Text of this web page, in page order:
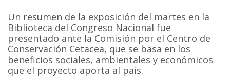
Un resumen de la exposición del martes en la
Biblioteca del Congreso Nacional fue
presentado ante la Comisión por el Centro de
Conservación Cetacea, que se basa en los
beneficios sociales, ambientales y económicos
que el proyecto aporta al país.